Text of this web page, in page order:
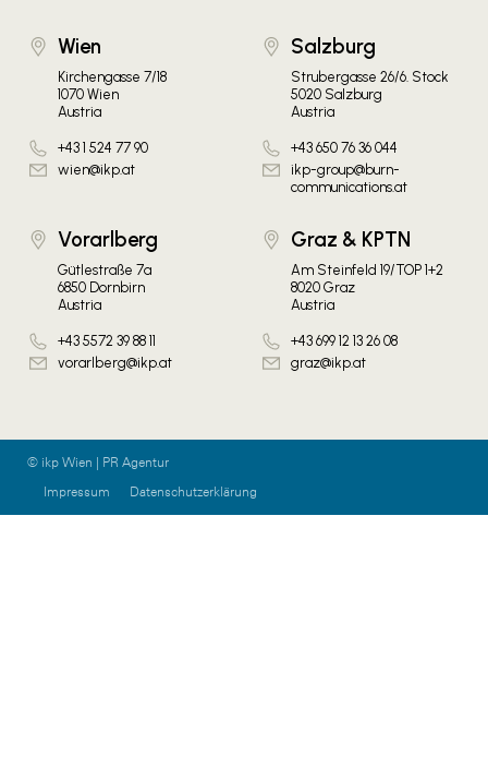
Wien
Kirchengasse 7/18
1070 Wien
Austria
+43 1 524 77 90
wien@ikp.at
Salzburg
Strubergasse 26/6. Stock
5020 Salzburg
Austria
+43 650 76 36 044
ikp-group@burn-
communications.at
Vorarlberg
Gütlestraße 7a
6850 Dornbirn
Austria
+43 5572 39 88 11
vorarlberg@ikp.at
Graz & KPTN
Am Steinfeld 19/TOP 1+2
8020 Graz
Austria
+43 699 12 13 26 08
graz@ikp.at
© ikp Wien | PR Agentur
Impressum
Datenschutzerklärung